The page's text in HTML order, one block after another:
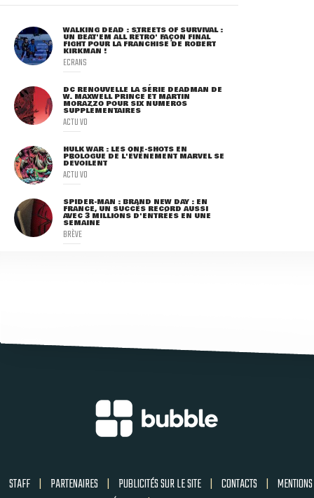
WALKING DEAD : STREETS OF SURVIVAL :
UN BEAT'EM ALL RÉTRO' FAÇON FINAL
FIGHT POUR LA FRANCHISE DE ROBERT
KIRKMAN !
ECRANS
DC RENOUVELLE LA SÉRIE DEADMAN DE
W. MAXWELL PRINCE ET MARTIN
MORAZZO POUR SIX NUMÉROS
SUPPLÉMENTAIRES
ACTU VO
HULK WAR : LES ONE-SHOTS EN
PROLOGUE DE L'ÉVÈNEMENT MARVEL SE
DÉVOILENT
ACTU VO
SPIDER-MAN : BRAND NEW DAY : EN
FRANCE, UN SUCCÈS RECORD AUSSI
AVEC 3 MILLIONS D'ENTRÉES EN UNE
SEMAINE
BRÈVE
STAFF | PARTENAIRES | PUBLICITÉS SUR LE SITE | CONTACTS | MENTIONS